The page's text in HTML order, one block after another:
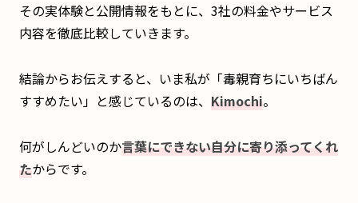
その実体験と公開情報をもとに、3社の料金やサービス
内容を徹底比較していきます。
結論からお伝えすると、いま私が「毒親育ちにいちばん
すすめたい」と感じているのは、 Kimochi。
何がしんどいのか言葉にできない自分に寄り添ってくれ
たからです。